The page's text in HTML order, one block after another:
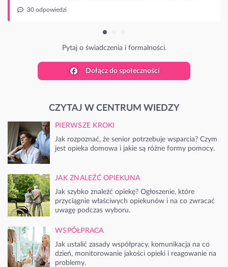
Pytaj o świadczenia i formalności.
Dołącz do społeczności
CZYTAJ W CENTRUM WIEDZY
PIERWSZE KROKI
Jak rozpoznać, że senior potrzebuje wsparcia? Czym
jest opieka domowa i jakie są różne formy pomocy.
JAK ZNALEŹĆ OPIEKUNA
Jak szybko znaleźć opiekę? Ogłoszenie, które
przyciągnie właściwych opiekunów i na co zwracać
uwagę podczas wyboru.
WSPÓŁPRACA
Jak ustalić zasady współpracy, komunikacja na co
dzień, monitorowanie jakości opieki i reagowanie na
problemy.